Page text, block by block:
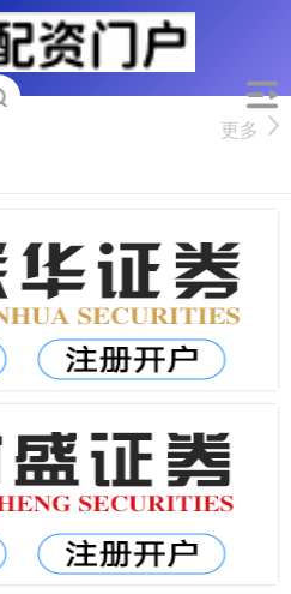
更多